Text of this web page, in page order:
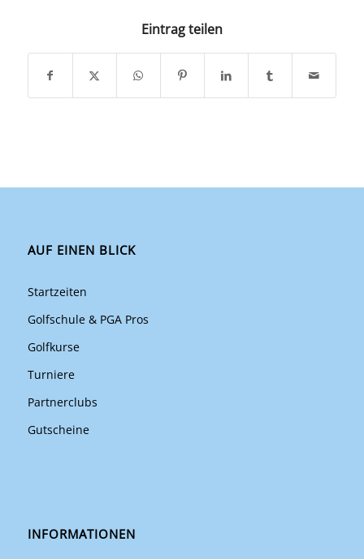
Eintrag teilen
AUF EINEN BLICK
Startzeiten
Golfschule & PGA Pros
Golfkurse
Turniere
Partnerclubs
Gutscheine
INFORMATIONEN